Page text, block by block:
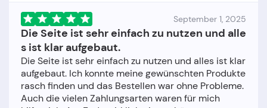
September 1, 2025
Die Seite ist sehr einfach zu nutzen und alle
s ist klar aufgebaut.
Die Seite ist sehr einfach zu nutzen und alles ist klar
aufgebaut. Ich konnte meine gewünschten Produkte
rasch finden und das Bestellen war ohne Probleme.
Auch die vielen Zahlungsarten waren für mich